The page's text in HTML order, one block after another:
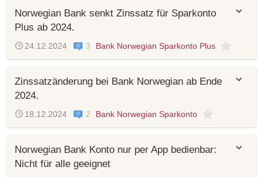
Norwegian Bank senkt Zinssatz für Sparkonto
Plus ab 2024.
24.12.2024 3 Bank Norwegian Sparkonto Plus
Zinssatzänderung bei Bank Norwegian ab Ende
2024.
18.12.2024 2 Bank Norwegian Sparkonto
Norwegian Bank Konto nur per App bedienbar:
Nicht für alle geeignet